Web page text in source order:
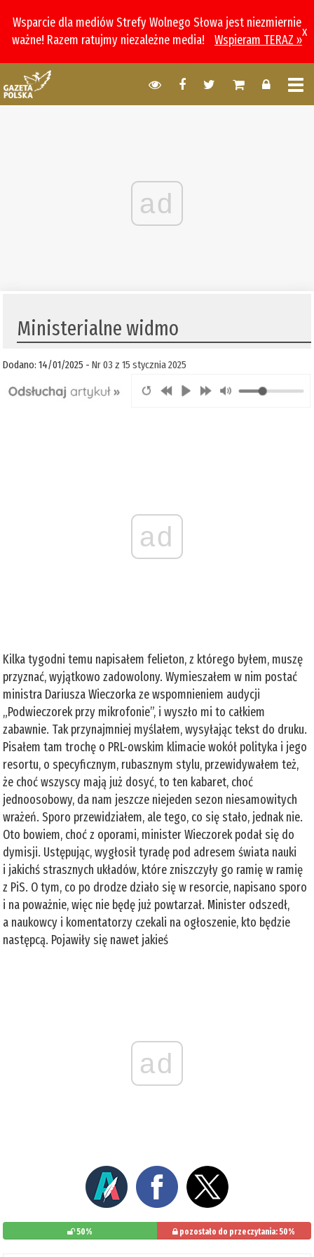
Wsparcie dla mediów Strefy Wolnego Słowa jest niezmiernie
ważne! Razem ratujmy niezależne media!
Wspieram TERAZ »
x
ad
Ministerialne widmo
Dodano: 14/01/2025 -Nr 03 z 15 stycznia 2025
ad
Kilka tygodni temu napisałem felieton, z którego byłem, muszę
przyznać, wyjątkowo zadowolony. Wymieszałem w nim postać
ministra Dariusza Wieczorka ze wspomnieniem audycji
„Podwieczorek przy mikrofonie”, i wyszło mi to całkiem
zabawnie. Tak przynajmniej myślałem, wysyłając tekst do druku.
Pisałem tam trochę o PRL-owskim klimacie wokół polityka i jego
resortu, o specyficznym, rubasznym stylu, przewidywałem też,
że choć wszyscy mają już dosyć, to ten kabaret, choć
jednoosobowy, da nam jeszcze niejeden sezon niesamowitych
wrażeń. Sporo przewidziałem, ale tego, co się stało, jednak nie.
Oto bowiem, choć z oporami, minister Wieczorek podał się do
dymisji. Ustępując, wygłosił tyradę pod adresem świata nauki
i jakichś strasznych układów, które zniszczyły go ramię w ramię
z PiS. O tym, co po drodze działo się w resorcie, napisano sporo
i na poważnie, więc nie będę już powtarzał. Minister odszedł,
a naukowcy i komentatorzy czekali na ogłoszenie, kto będzie
następcą. Pojawiły się nawet jakieś
ad
50% pozostało do przeczytania: 50%